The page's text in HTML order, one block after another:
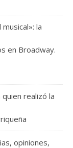
la
en Broadway.
realizó la
opiniones,